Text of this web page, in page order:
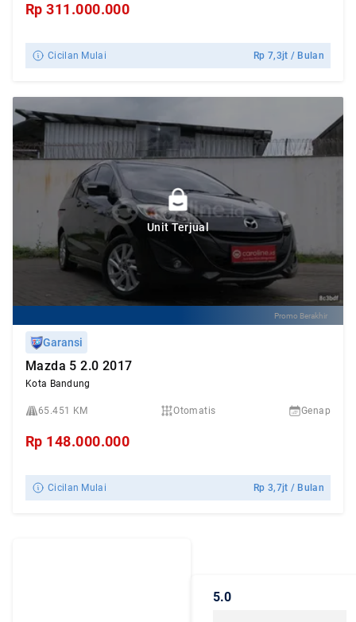
Rp311.000.000
Cicilan Mulai Rp7,3jt / Bulan
Unit Terjual
Promo Berakhir
Garansi
Mazda 5 2.0 2017
Kota Bandung
65.451 KM Otomatis Genap
Rp 148.000.000
Cicilan Mulai Rp3,7jt / Bulan
5.0